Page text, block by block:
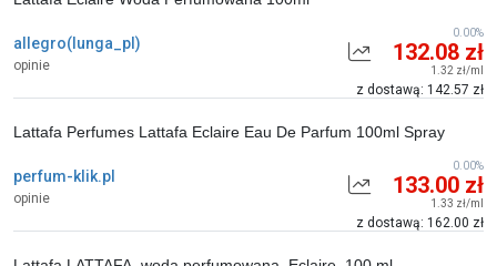
allegro(lunga_pl)
opinie 132.08 zł
1.32 zł/ml
z dostawą: 142.57 zł
0.00%
perfum-klik.pl
opinie
Lattafa Perfumes Lattafa Eclaire Eau De Parfum 100ml Spray
133.00 zł
1.33 zł/ml
z dostawą: 162.00 zł
0.00%